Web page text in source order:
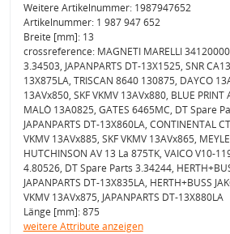
Weitere Artikelnummer: 1987947652
Artikelnummer: 1 987 947 652
Breite [mm]: 13
crossreference: MAGNETI MARELLI
3.34503, JAPANPARTS DT-13X1525, SNR
13X875LA, TRISCAN 8640 130875, DAYCO
13AVx850, SKF VKMV 13AVx880, BLUE PRINT
MALÒ 13A0825, GATES 6465MC, DT Spare
JAPANPARTS DT-13X860LA, CONTINENTAL
VKMV 13AVx885, SKF VKMV 13AVx865,
HUTCHINSON AV 13 La 875TK, VAICO V10-
4.80526, DT Spare Parts 3.34244,
JAPANPARTS DT-13X835LA, HERTH+BUSS
VKMV 13AVx875, JAPANPARTS DT-13X880LA
Länge [mm]: 875
weitere Attribute anzeigen